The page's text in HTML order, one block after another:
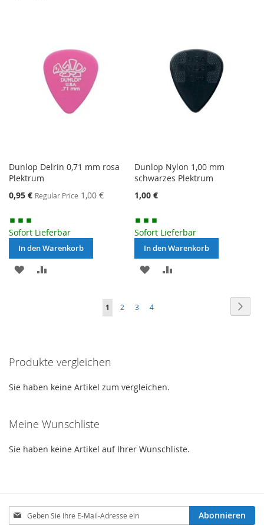
Dunlop Delrin 0,71 mm rosa
Plektrum
Special
Price
0,95 € Regular Price 1,00 €
Sofort Lieferbar
In den Warenkorb
MERKEN
Dunlop Nylon 1,00 mm
schwarzes Plektrum
1,00 €
Sofort Lieferbar
In den Warenkorb
MERKEN
Sie
die
1 Seite
2 Seite
3 Seite
4
Produkte vergleichen
Sie haben keine Artikel zum vergleichen.
Meine Wunschliste
Sie haben keine Artikel auf Ihrer Wunschliste.
Melden
Sie
Abonnieren